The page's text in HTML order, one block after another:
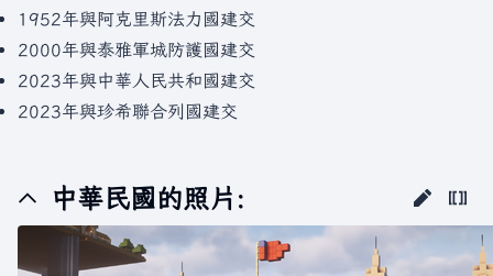
1952年與阿克里斯法力國建交
2000年與泰雅軍城防護國建交
2023年與中華人民共和國建交
2023年與珍希聯合列國建交
中華民國的照片: